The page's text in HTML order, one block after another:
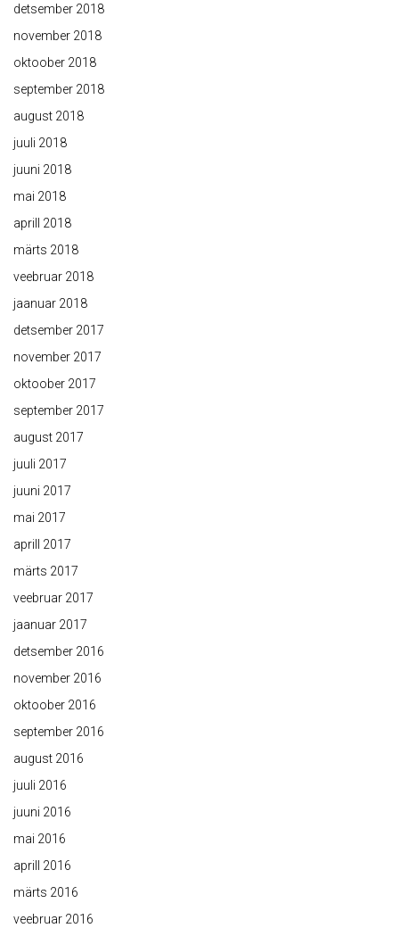
detsember 2018
november 2018
oktoober 2018
september 2018
august 2018
juuli 2018
juuni 2018
mai 2018
aprill 2018
märts 2018
veebruar 2018
jaanuar 2018
detsember 2017
november 2017
oktoober 2017
september 2017
august 2017
juuli 2017
juuni 2017
mai 2017
aprill 2017
märts 2017
veebruar 2017
jaanuar 2017
detsember 2016
november 2016
oktoober 2016
september 2016
august 2016
juuli 2016
juuni 2016
mai 2016
aprill 2016
märts 2016
veebruar 2016